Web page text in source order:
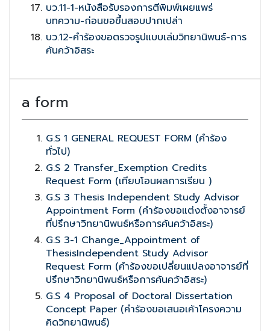
บว.11-1-หนังสือรับรองการตีพิมพ์เผยแพร่
บทความ-ก่อนขอขึ้นสอบปากเปล่า
บว.12-คำร้องขอตรวจรูปแบบเล่มวิทยานิพนธ์-การ
ค้นคว้าอิสระ
a form
G.S 1 GENERAL REQUEST FORM (คำร้อง
ทั่วไป)
G.S 2 Transfer_Exemption Credits
Request Form (เทียบโอนผลการเรียน )
G.S 3 Thesis Independent Study Advisor
Appointment Form (คำร้องขอแต่งตั้งอาจารย์
ที่ปรึกษาวิทยานิพนธ์หรือการค้นคว้าอิสระ)
G.S 3-1 Change_Appointment of
ThesisIndependent Study Advisor
Request Form (คำร้องขอเปลี่ยนแปลงอาจารย์ที่
ปรึกษาวิทยานิพนธ์หรือการค้นคว้าอิสระ)
G.S 4 Proposal of Doctoral Dissertation
Concept Paper (คำร้องขอเสนอเค้าโครงความ
คิดวิทยานิพนธ์)